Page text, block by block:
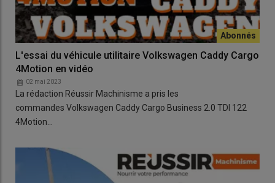
L'essai du véhicule utilitaire Volkswagen Caddy Cargo
4Motion en vidéo
02 mai 2023
La rédaction Réussir Machinisme a pris les
commandes Volkswagen Caddy Cargo Business 2.0 TDI 122
4Motion…